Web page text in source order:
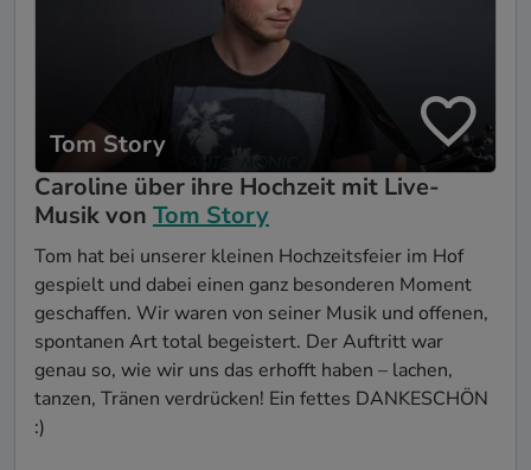
Tom Story
Caroline über ihre Hochzeit mit Live-
Musik von Tom Story
Tom hat bei unserer kleinen Hochzeitsfeier im Hof
gespielt und dabei einen ganz besonderen Moment
geschaffen. Wir waren von seiner Musik und offenen,
spontanen Art total begeistert. Der Auftritt war
genau so, wie wir uns das erhofft haben – lachen,
tanzen, Tränen verdrücken! Ein fettes DANKESCHÖN
:)